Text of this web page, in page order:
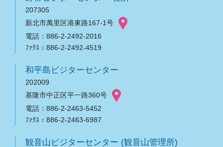
207305
新北市萬里区港東路167-1号
電話：886-2-2492-2016
ﾌｧｸｽ：886-2-2492-4519
和平島ビジターセンター
202009
基隆市中正区平一路360号
電話：886-2-2463-5452
ﾌｧｸｽ：886-2-2463-6987
観音山ビジターセンター (観音山管理所)